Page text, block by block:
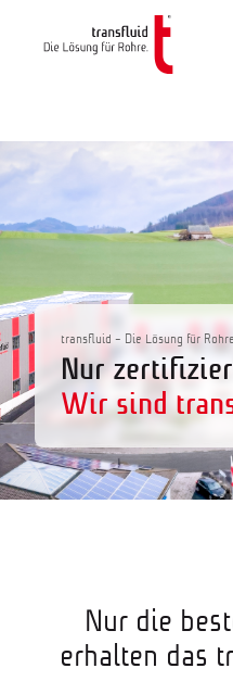
transfluid - Die Lösung für Rohre
Nur
Wir sind
Nur die
erhalten das